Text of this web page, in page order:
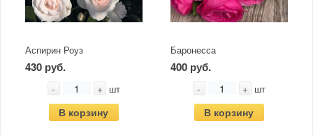
Аспирин Роуз
430 руб.
- + шт
В корзину
Баронесса
400 руб.
- + шт
В корзину